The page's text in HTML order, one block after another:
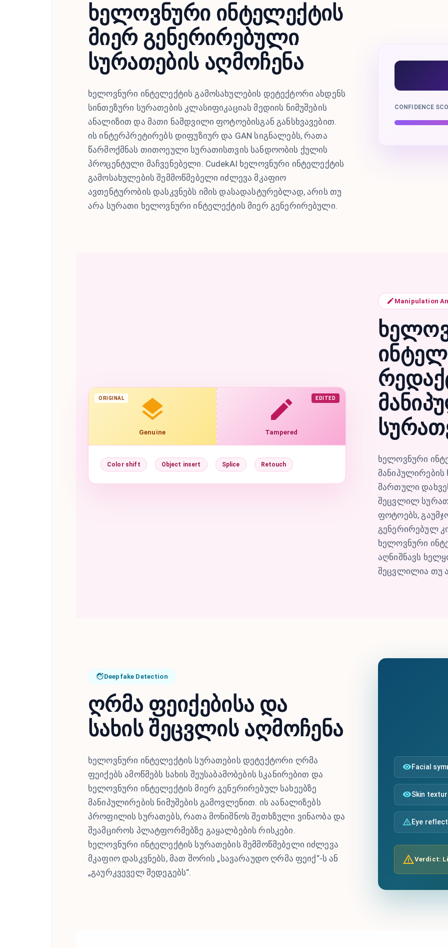
ხელოვნური ინტელექტის
მიერ გენერირებული
სურათების აღმოჩენა
ხელოვნური ინტელექტის გამოსახულების დეტექტორი ახდენს
სინთეზური სურათების კლასიფიკაციას მედიის ნიმუშების
ანალიზით და მათი ნამდვილი ფოტოებისგან განსხვავებით.
ის ინტერპრეტირებს დიფუზიურ და GAN სიგნალებს, რათა
წარმოქმნას თითოეული სურათისთვის სანდოობის ქულის
პროცენტული მაჩვენებელი. CudekAI ხელოვნური ინტელექტის
გამოსახულების შემმოწმებელი იძლევა მკაფიო
ავთენტურობის დასკვნებს იმის დასადასტურებლად, არის თუ
არა სურათი ხელოვნური ინტელექტის მიერ გენერირებული.
CONFIDENCE
ORIGINAL
Genuine
EDITED
Tampered
Color shift Object insert Splice Retouch
Manipulation
ხელოვნური
მანიპულირების
მართული
შეცვლილ
ფოტოებს,
გენერირებულ
ხელოვნური
აღნიშნავს
შეცვლილია თუ
Deepfake Detection
ღრმა ფეიქებისა და
სახის შეცვლის აღმოჩენა
ხელოვნური ინტელექტის სურათების დეტექტორი ღრმა
ფეიქებს ამოწმებს სახის შეუსაბამობების სკანირებით და
ხელოვნური ინტელექტის მიერ გენერირებულ სახეებზე
მანიპულირების ნიმუშების გამოვლენით. ის აანალიზებს
პროფილის სურათებს, რათა მონიშნოს შეთხზული ვინაობა და
შეამციროს პლატფორმებზე გაყალბების რისკები.
ხელოვნური ინტელექტის სურათების შემმოწმებელი იძლევა
მკაფიო დასკვნებს, მათ შორის „სავარაუდო ღრმა ფეიქ“-ს ან
„გაურკვეველ შედეგებს“.
Facial
Skin
Eye
Verdict: